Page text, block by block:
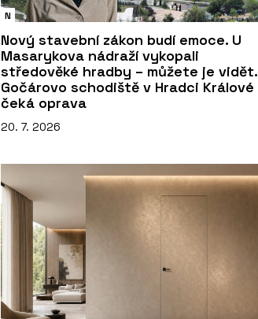
N
Nový stavební zákon budí emoce. U
Masarykova nádraží vykopali
středověké hradby – můžete je vidět.
Gočárovo schodiště v Hradci Králové
čeká oprava
20. 7. 2026